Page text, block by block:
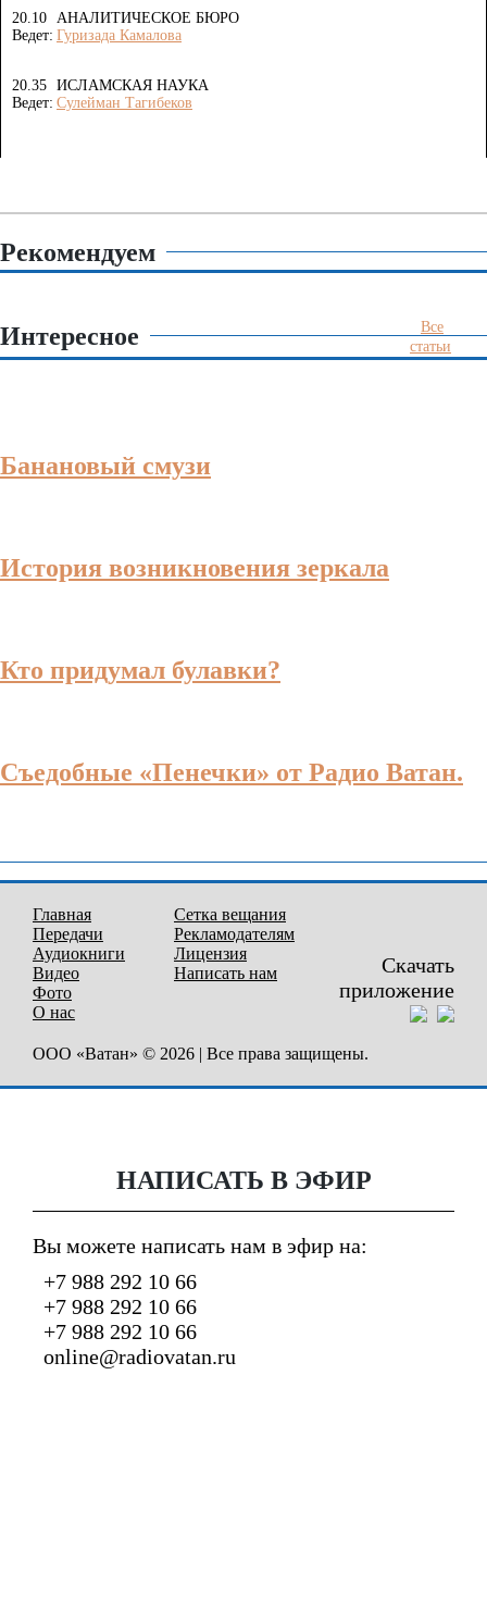
20.10
АНАЛИТИЧЕСКОЕ БЮРО
Ведет: Гуризада Камалова
20.35 ИСЛАМСКАЯ НАУКА
Ведет: Сулейман Тагибеков
Рекомендуем
Интересное
Все
статьи
Банановый смузи
История возникновения зеркала
Кто придумал булавки?
Съедобные «Пенечки» от Радио Ватан.
Главная
Передачи
Аудиокниги
Видео
Фото
О нас
Сетка вещания
Рекламодателям
Лицензия
Написать нам
Скачать
приложение
ООО «Ватан» © 2026 | Все права защищены.
НАПИСАТЬ В ЭФИР
Вы можете написать нам в эфир на:
+7 988 292 10 66
+7 988 292 10 66
+7 988 292 10 66
online@radiovatan.ru